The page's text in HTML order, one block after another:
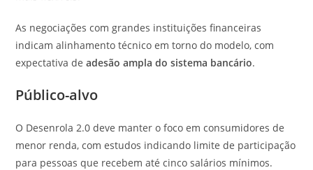
As negociações com grandes instituições financeiras
indicam alinhamento técnico em torno do modelo, com
expectativa deadesão ampla do sistema bancário.
Público-alvo
O Desenrola 2.0 deve manter o foco em consumidores de
menor renda, com estudos indicando limite de participação
para pessoas que recebem até cinco salários mínimos.